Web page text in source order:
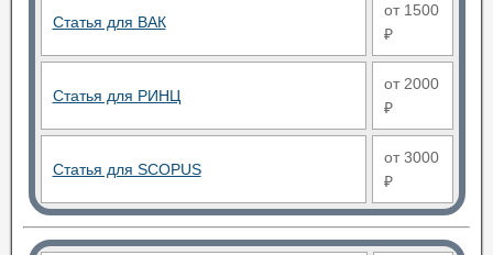
Статья для ВАК
от 1500
₽
Статья для РИНЦ
от 2000
₽
Статья для SCOPUS
от 3000
₽